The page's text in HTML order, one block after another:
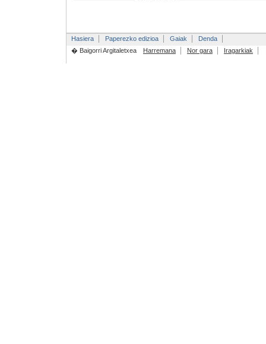
Hasiera Paperezko edizioa Gaiak
Denda
� Baigorri Argitaletxea
Harremana Nor gara Iragarkiak